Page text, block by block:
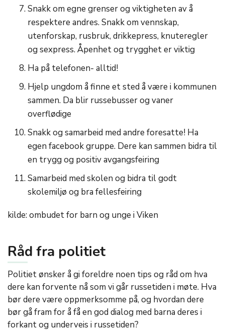
Snakk om egne grenser og viktigheten av å
respektere andres. Snakk om vennskap,
utenforskap, rusbruk, drikkepress, knuteregler
og sexpress. Åpenhet og trygghet er viktig
Ha på telefonen- alltid!
Hjelp ungdom å finne et sted å være i kommunen
sammen. Da blir russebusser og vaner
overflødige
Snakk og samarbeid med andre foresatte! Ha
egen facebook gruppe. Dere kan sammen bidra til
en trygg og positiv avgangsfeiring
Samarbeid med skolen og bidra til godt
skolemiljø og bra fellesfeiring
kilde: ombudet for barn og unge i Viken
Råd fra politiet
Politiet ønsker å gi foreldre noen tips og råd om hva
dere kan forvente nå som vi går russetiden i møte. Hva
bør dere være oppmerksomme på, og hvordan dere
bør gå fram for å få en god dialog med barna deres i
forkant og underveis i russetiden?